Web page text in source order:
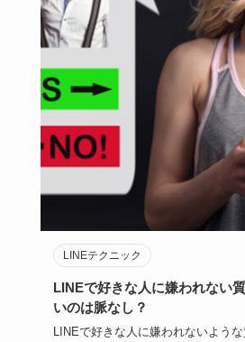
LINEテクニック
LINEで好きな人に嫌われない
いのは脈なし？
LINEで好きな人に嫌われないよう